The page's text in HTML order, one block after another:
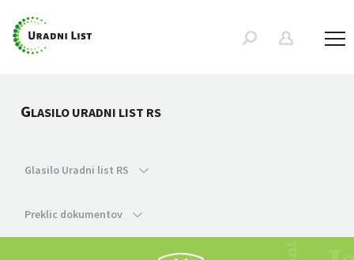
GLASILO URADNI LIST RS
Glasilo Uradni list RS
Preklic dokumentov